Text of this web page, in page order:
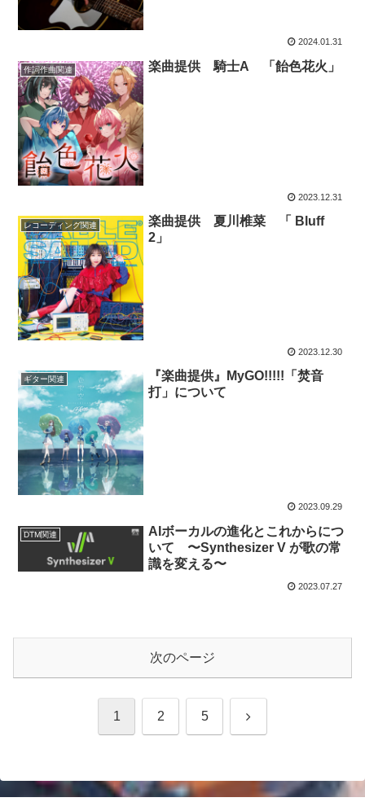
2024.01.31
作詞作曲関連 楽曲提供 騎士A 「飴色花火」
2023.12.31
レコーディング関連
楽曲提供 夏川椎菜 「 Bluff
2」
2023.12.30
ギター関連
『楽曲提供』MyGO!!!!!「焚音
打」について
2023.09.29
DTM関連
AIボーカルの進化とこれからにつ
いて 〜Synthesizer V が歌の常
識を変える〜
2023.07.27
次のページ
1 2 5 次